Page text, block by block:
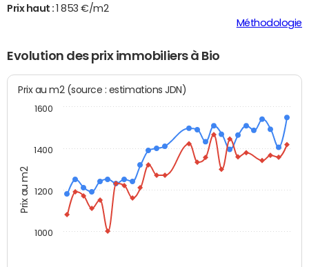
Prix haut :
1 853 €/m2
Méthodologie
Evolution des prix immobiliers à Bio
Prix au m2
Prix au m2 (source : estimations JDN)
1000
1200
1400
1600